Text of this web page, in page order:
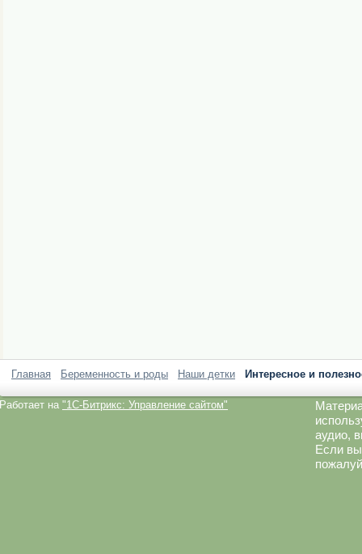
Главная Беременность и роды Наши детки Интересное и
Работает на "1C-Битрикс: Управление сайтом"
аудио,
Если вы